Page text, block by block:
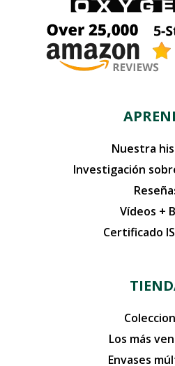
Nuestra
Investigación
Vídeos +
Certificado
Los más
Envases